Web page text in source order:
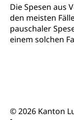
Die Spesen aus
den meisten
pauschaler
einem solchen
© 2026 Kanton
Werkankäufe,
und Kultur,
Transportmittel,